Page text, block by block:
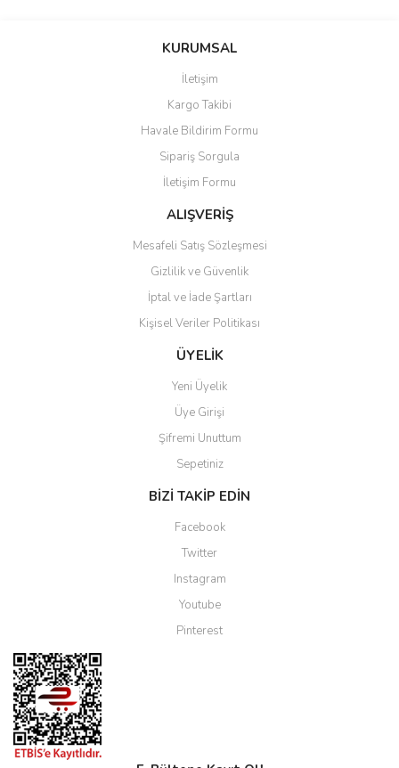
KURUMSAL
İletişim
Kargo Takibi
Havale Bildirim Formu
Sipariş Sorgula
İletişim Formu
ALIŞVERİŞ
Mesafeli Satış Sözleşmesi
Gizlilik ve Güvenlik
İptal ve İade Şartları
Kişisel Veriler Politikası
ÜYELİK
Yeni Üyelik
Üye Girişi
Şifremi Unuttum
Sepetiniz
BİZİ TAKİP EDİN
Facebook
Twitter
Instagram
Youtube
Pinterest